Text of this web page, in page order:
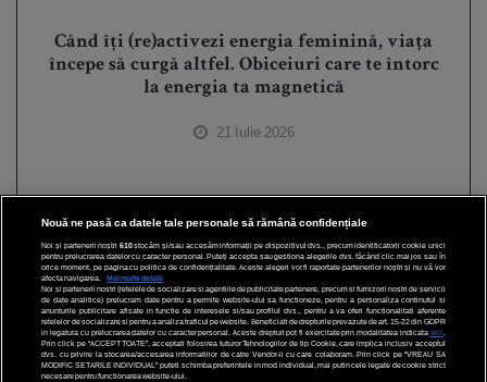
Când îți (re)activezi energia feminină, viața
începe să curgă altfel. Obiceiuri care te întorc
la energia ta magnetică
21 Iulie 2026
Nouă ne pasă ca datele tale personale să rămână confidențiale
Noi și partenerii noștri 610stocăm și/sau accesăm informații pe dispozitivul dvs., precum identificatorii cookie unici
pentru prelucrarea datelor cu caracter personal. Puteți accepta sau gestiona alegerile dvs. făcând clic mai jos sau în
orice moment, pe pagina cu politica de confidențialitate. Aceste alegeri vor fi raportate partenerilor noștri și nu vă vor
afecta navigarea.
Mai multe detalii
Noi si partenerii nostri (retelele de socializare si agentiile de publicitate partenere, precum si furnizorii nostri de servicii
de date analitice) prelucram date pentru a permite website-ului sa functioneze, pentru a personaliza continutul si
anunturile publicitare afisate in functie de interesele si/sau profilul dvs., pentru a va oferi functionalitati aferente
retelelor de socializare si pentru a analiza traficul pe website. Beneficiati de drepturile prevazute de art. 15-22 din GDPR
in legatura cu prelucrarea datelor cu caracter personal. Aceste drepturi pot fi exercitate prin modalitatea indicata aici
Prin click pe “ACCEPT TOATE”, acceptati folosirea tuturor Tehnologiilor de tip Cookie, care implica inclusiv acceptul
dvs. cu privire la stocarea/accesarea informatiilor de catre Vendor-ii cu care colaboram. Prin click pe “VREAU SA
MODIFIC SETARILE INDIVIDUAL” puteti schimba preferintele in mod individual, mai putin cele legate de cookie strict
necesare pentru functionarea website-ului.